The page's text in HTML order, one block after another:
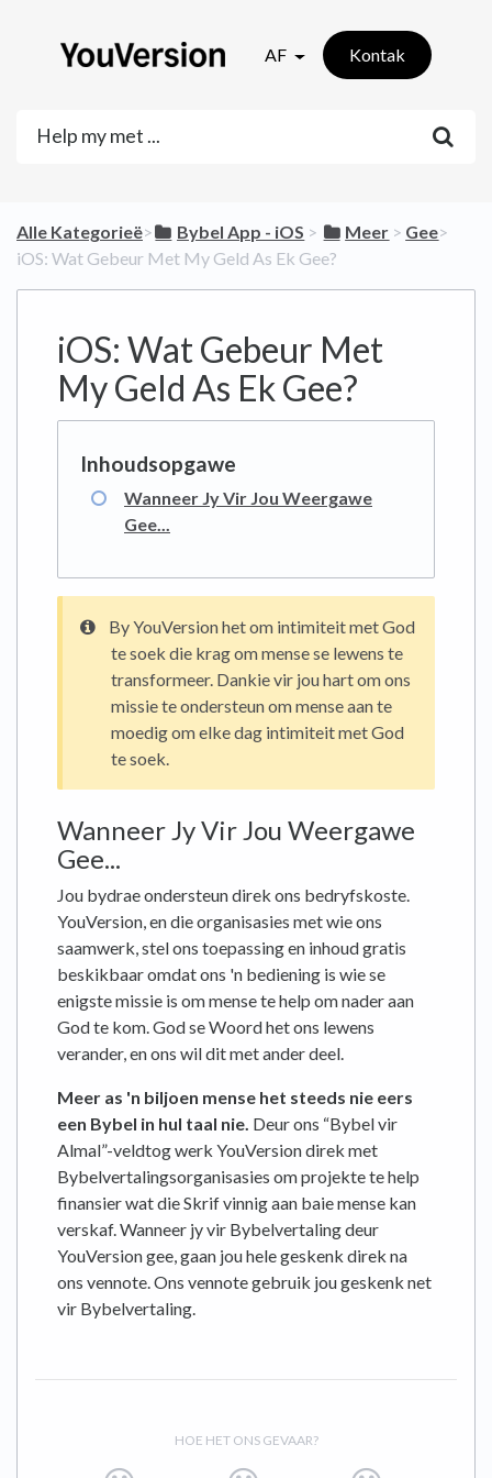
AF Kontak
Alle Kategorieë​>​ ​Bybel App - iOS ​ > ​ ​Meer ​ > ​ ​Gee​>​
iOS: Wat Gebeur Met My Geld As Ek Gee?
iOS: Wat Gebeur Met
My Geld As Ek Gee?
Wanneer Jy Vir Jou Weergawe
Gee...
By YouVersion het om intimiteit met God
te soek die krag om mense se lewens te
transformeer. Dankie vir jou hart om ons
missie te ondersteun om mense aan te
moedig om elke dag intimiteit met God
te soek.
Wanneer Jy Vir Jou Weergawe
Gee...
Jou bydrae ondersteun direk ons ​​bedryfskoste.
YouVersion, en die organisasies met wie ons
saamwerk, stel ons toepassing en inhoud gratis
beskikbaar omdat ons 'n bediening is wie se
enigste missie is om mense te help om nader aan
God te kom. God se Woord het ons lewens
verander, en ons wil dit met ander deel.
Meer as 'n biljoen mense het steeds nie eers
een Bybel in hul taal nie. Deur ons “Bybel vir
Almal”-veldtog werk YouVersion direk met
Bybelvertalingsorganisasies om projekte te help
finansier wat die Skrif vinnig aan baie mense kan
verskaf. Wanneer jy vir Bybelvertaling deur
YouVersion gee, gaan jou hele geskenk direk na
ons vennote. Ons vennote gebruik jou geskenk net
vir Bybelvertaling.
HOE HET ONS GEVAAR?